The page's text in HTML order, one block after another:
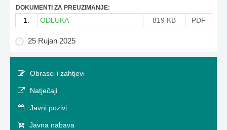
DOKUMENTI ZA PREUZIMANJE:
1. ODLUKA 819 KB PDF
25 Rujan 2025
Obrasci i zahtjevi
Natječaji
Javni pozivi
Javna nabava